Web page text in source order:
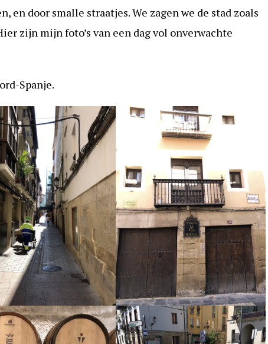
en door smalle straatjes. We zagen we de stad zoals
zijn mijn foto’s van een dag vol onverwachte
Spanje.